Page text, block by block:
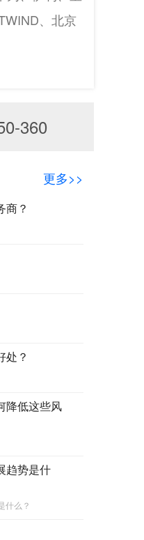
、北京
360
更多>>
商？
处？
降低这些风
趋势是什
什么？